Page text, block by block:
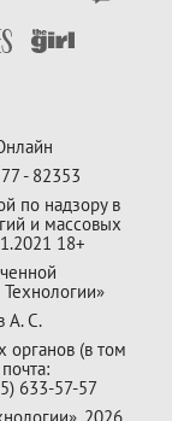
- 82353
по надзору в
и массовых
18+
А. С.
органов (в том
633-57-57